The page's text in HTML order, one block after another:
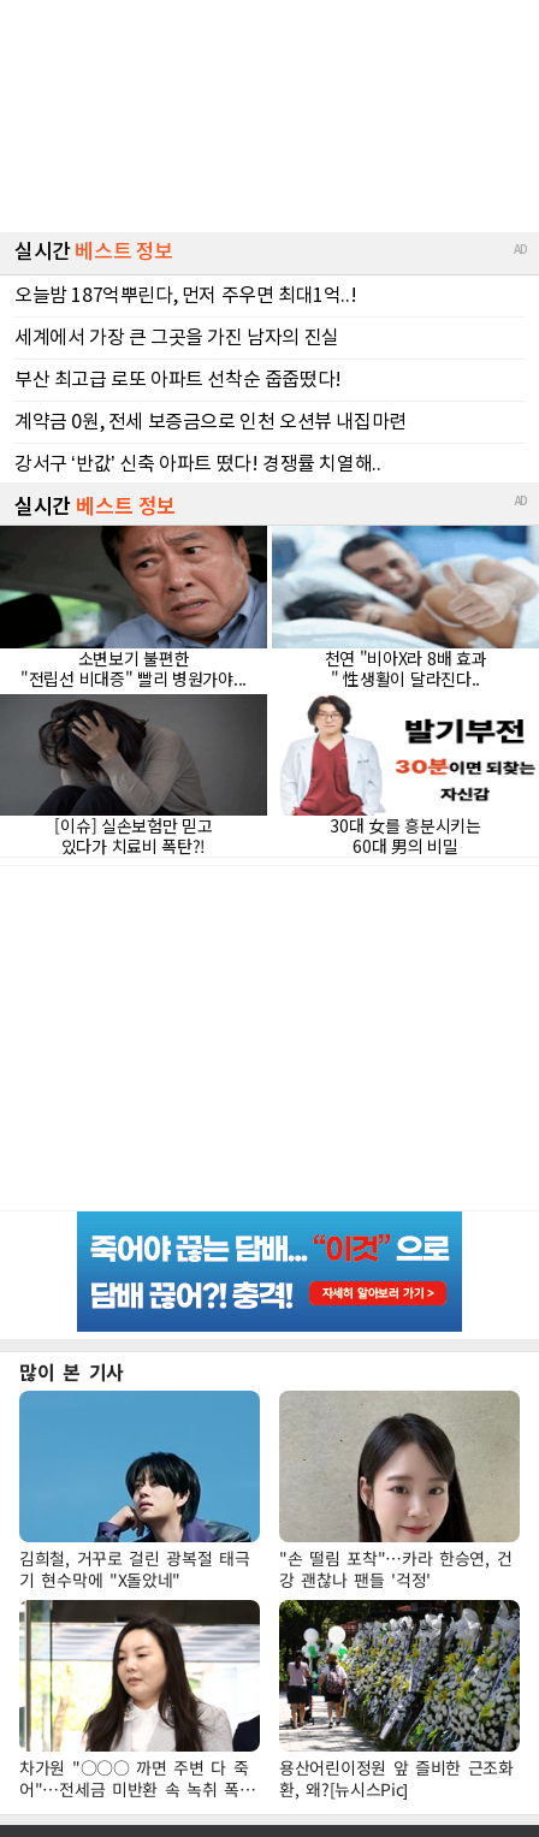
많이 본 기사
김희철, 거꾸로 걸린 광복절 태극
기 현수막에 "X돌았네"
"손 떨림 포착"…카라 한승연, 건
강 괜찮나 팬들 '걱정'
차가원 "○○○ 까면 주변 다 죽
어"…전세금 미반환 속 녹취 폭로
파장
용산어린이정원 앞 즐비한 근조화
환, 왜?[뉴시스Pic]